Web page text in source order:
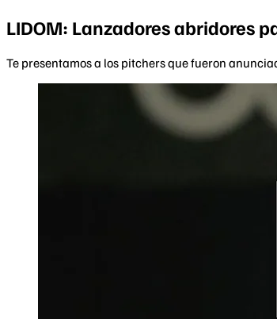
LIDOM: Lanzadores abridores
Te presentamos a los pitchers que fueron